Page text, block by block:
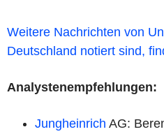
Weitere Nachrichten von
Deutschland notiert sind,
Analystenempfehlungen:
Jungheinrich AG: